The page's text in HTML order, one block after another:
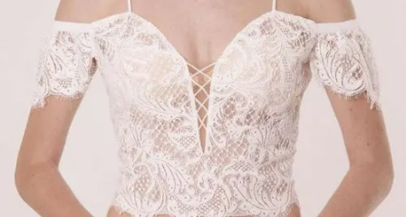
Prinzessinnen-Stil
Carmen-Ausschnitt (Off-Shoulder)mit
tiefem Herzausschnitt
Feiner Tüll mit hochwertigerAdora-Spitze
(matt)
Schmale Träger für zusätzlichen Halt
Rückenausschnitt: normal
Farbe:Ivory
Größen:34–54